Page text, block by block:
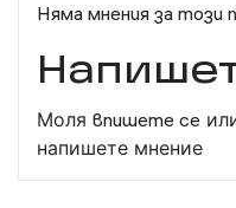
Няма мнения за този
Моля впишете се
напишете мнение